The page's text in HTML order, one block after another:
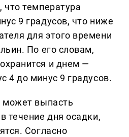
что температура
9 градусов, что ниже
для этого времени
По его словам,
и днем —
4 до минус 9 градусов.
может выпасть
течение дня осадки,
Согласно